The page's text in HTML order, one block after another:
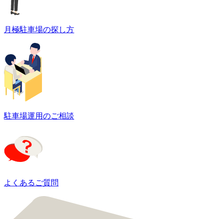
月極駐車場の探し方
駐車場運用のご相談
よくあるご質問